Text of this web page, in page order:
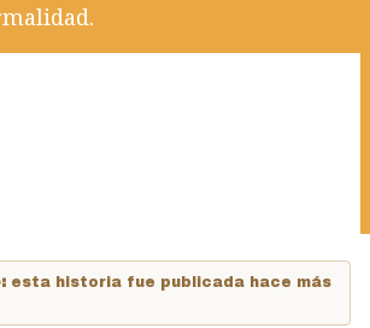
esta historia fue publicada hace más